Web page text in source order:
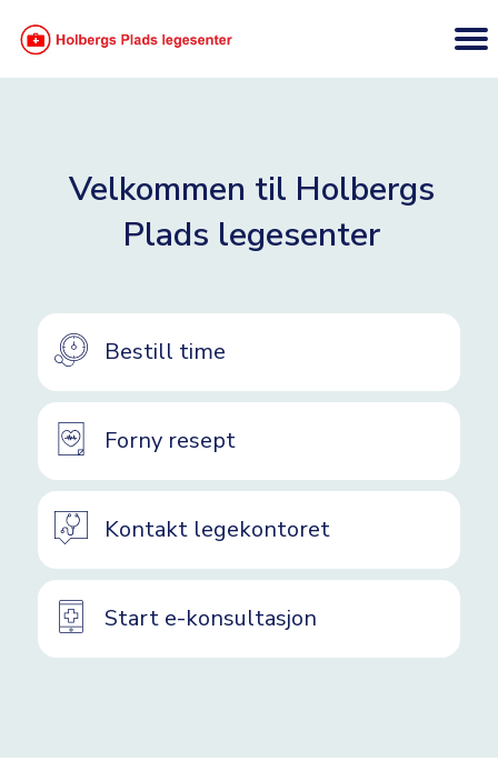
Velkommen til Holbergs
Plads legesenter
Bestill time
Forny resept
Kontakt legekontoret
Start e-konsultasjon